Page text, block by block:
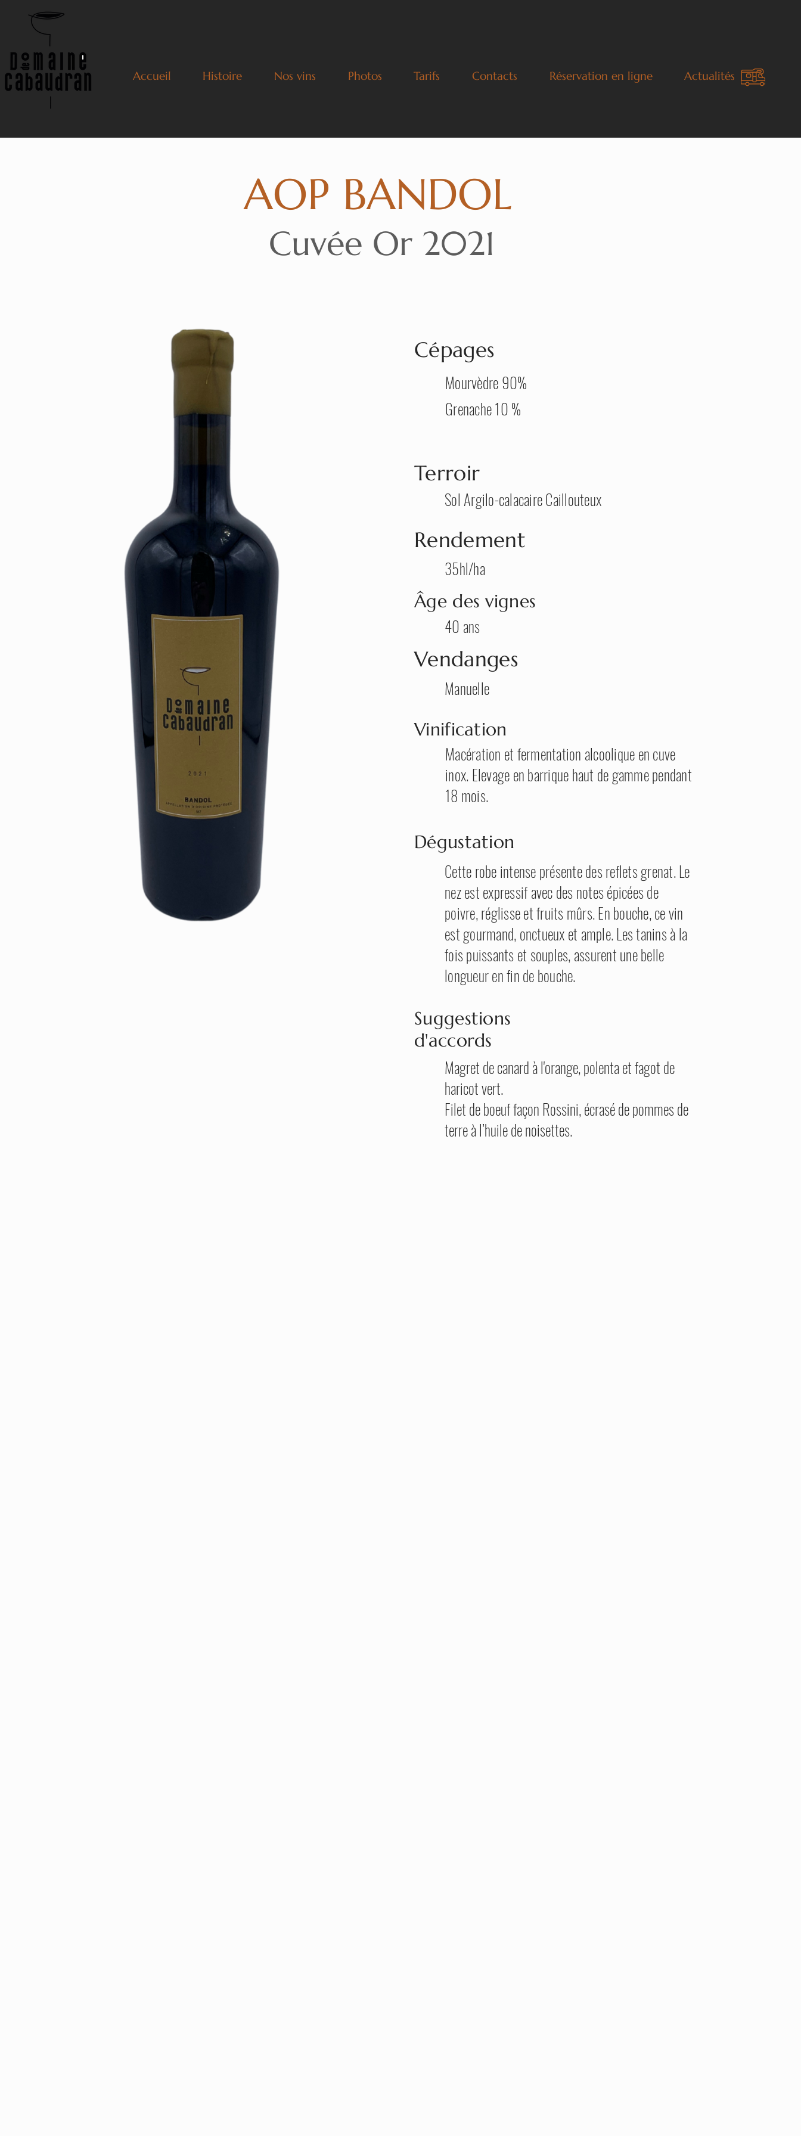
Accueil Histoire Nos vins Photos Tarifs Contacts Réservation en ligne Actualités
AOP BANDOL
Cuvée Or 2021
Cépages
Mourvèdre 90%
Grenache 10 %
Terroir
Sol Argilo-calacaire Caillouteux
Rendement
35hl/ha
Âge des vignes
40 ans
Vendanges
Manuelle
Vinification
Macération et fermentation alcoolique en cuve
inox. Elevage en barrique haut de gamme pendant
18 mois.
Dégustation
Cette robe intense présente des reflets grenat. Le
nez est expressif avec des notes épicées de
poivre, réglisse et fruits mûrs. En bouche, ce vin
est gourmand, onctueux et ample. Les tanins à la
fois puissants et souples, assurent une belle
longueur en fin de bouche.
Suggestions
d'accords
​Magret de canard à l'orange, polenta et fagot de
haricot vert.
Filet de boeuf façon Rossini, écrasé de pommes de
terre à l’huile de noisettes.